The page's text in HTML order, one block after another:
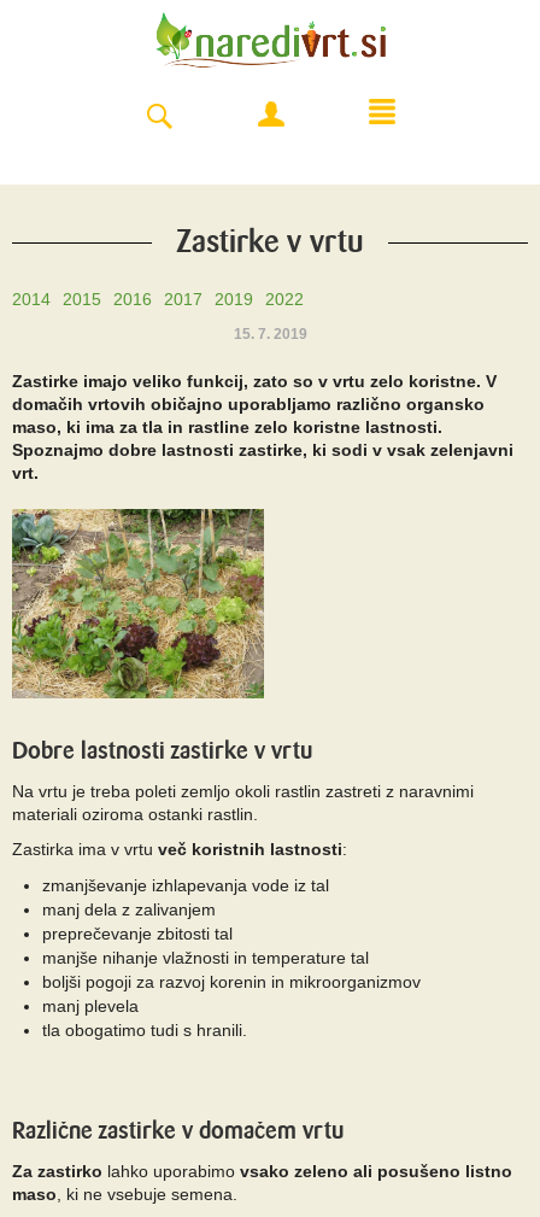
Zastirke v vrtu
2014 2015 2016 2017 2019 2022
15. 7. 2019
Zastirke imajo veliko funkcij, zato so v vrtu zelo koristne. V
domačih vrtovih običajno uporabljamo različno organsko
maso, ki ima za tla in rastline zelo koristne lastnosti.
Spoznajmo dobre lastnosti zastirke, ki sodi v vsak zelenjavni
vrt.
Dobre lastnosti zastirke v vrtu
Na vrtu je treba poleti zemljo okoli rastlin zastreti z naravnimi
materiali oziroma ostanki rastlin.
Zastirka ima v vrtu več koristnih lastnosti:
zmanjševanje izhlapevanja vode iz tal
manj dela z zalivanjem
preprečevanje zbitosti tal
manjše nihanje vlažnosti in temperature tal
boljši pogoji za razvoj korenin in mikroorganizmov
manj plevela
tla obogatimo tudi s hranili.
Različne zastirke v domačem vrtu
Za zastirko lahko uporabimo vsako zeleno ali posušeno listno
maso , ki ne vsebuje semena.